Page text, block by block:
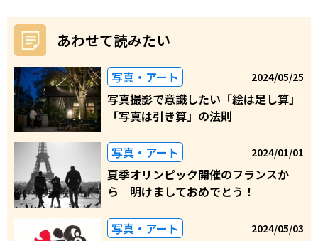
あわせて読みたい
写真・アート 2024/05/25
写真撮影で意識したい「絵は足し算」
「写真は引き算」の法則
写真・アート 2024/01/01
夏季オリンピック開催のフランスか
ら 明けましておめでとう！
写真・アート 2024/05/03